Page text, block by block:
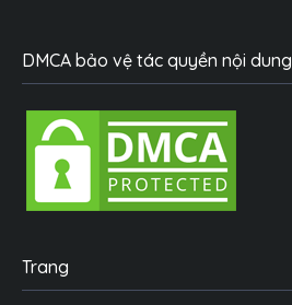
DMCA bảo vệ tác quyền nội dung
Trang